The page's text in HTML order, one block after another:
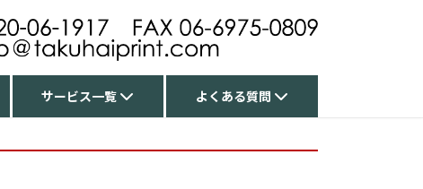
サービス一覧 よくある質問